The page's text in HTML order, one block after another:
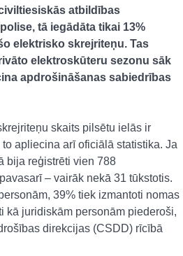
atbildības
tā iegādāta tikai 13%
elektrisko skrejriteņu. Tas
elektroskūteru sezonu sāk
apdrošināšanas sabiedrības
skaits pilsētu ielās ir
apliecina arī oficiālā statistika. Ja
bija reģistrēti vien 788
– vairāk nekā 31 tūkstotis.
39% tiek izmantoti nomas
kā juridiskām personām piederoši,
direkcijas (CSDD) rīcībā